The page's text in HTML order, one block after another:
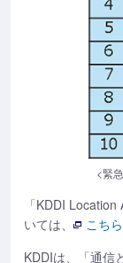
<緊
「KDDI
いては、
こちら
KDDIは、「通信